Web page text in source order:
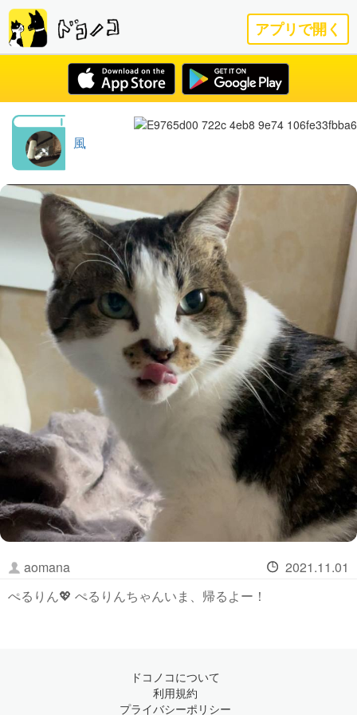
アプリで開く
風
aomana
2021.11.01
ぺるりん💖 ぺるりんちゃんいま、帰るよー！
ドコノコについて
利用規約
プライバシーポリシー